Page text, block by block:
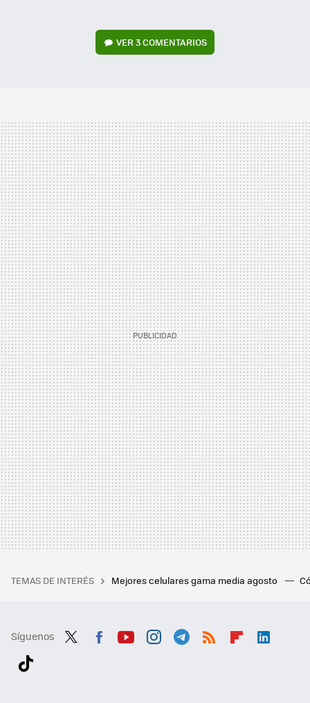
VER3 COMENTARIOS
TEMAS DE INTERÉS Mejores celulares gama media agosto
Síguenos